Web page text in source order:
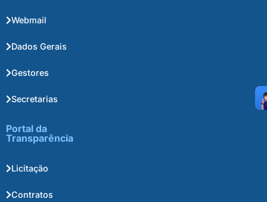
Webmail
Dados Gerais
Gestores
Secretarias
Portal da
Transparência
Licitação
Contratos